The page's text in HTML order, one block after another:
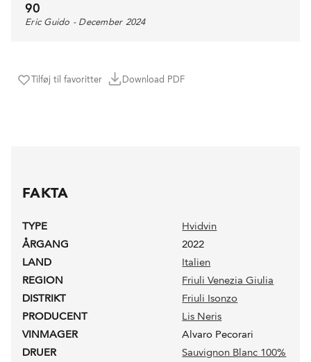
Tilføj til favoritter Download PDF
90
Eric Guido - December 2024
FAKTA
TYPE
Hvidvin
ÅRGANG
2022
LAND
Italien
REGION
Friuli Venezia Giulia
DISTRIKT
Friuli Isonzo
PRODUCENT
Lis Neris
VINMAGER
Alvaro Pecorari
DRUER
Sauvignon Blanc 100%